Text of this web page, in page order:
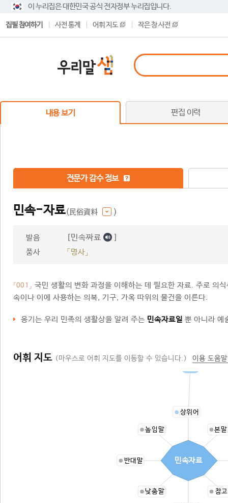
이 누리집은 대한민국 공식 전자정부 누리집입니다.
집필 참여하기 사전 통계 어휘 지도 작은 창 사전
내용 보기 편집 이력
전문가 감수 정보
민속-자료(民俗資料 )
발음 [민속짜료 ]
품사 「명사」
「001」 국민 생활의 변화 과정을 이해하는 데 필요한 자료. 주로 의
속이나 이에 사용하는 의복, 기구, 가옥 따위의 물건을 이른다.
옹기는 우리 민족의 생활상을 알려 주는 민속자료일 뿐 아니라 예
어휘 지도 (마우스로 어휘 지도를 이동할 수 있습니다.) 이용 도움
상위어
본
참
낮춤말
반대말
높임말
민속자료